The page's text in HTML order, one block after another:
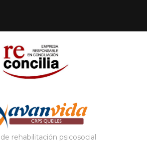
rehabilitación psicosocial